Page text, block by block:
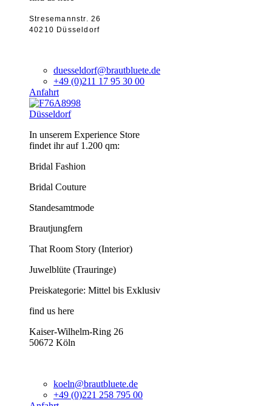
Stresemannstr. 26
40210 Düsseldorf
duesseldorf@brautbluete.de
+49 (0)211 17 95 30 00
Anfahrt
Düsseldorf
In unserem Experience Store
findet ihr auf 1.200 qm:
Bridal Fashion
Bridal Couture
Standesamtmode
Brautjungfern
That Room Story (Interior)
Juwelblüte (Trauringe)
Preiskategorie: Mittel bis Exklusiv
find us here
Kaiser-Wilhelm-Ring 26
50672 Köln
koeln@brautbluete.de
+49 (0)221 258 795 00